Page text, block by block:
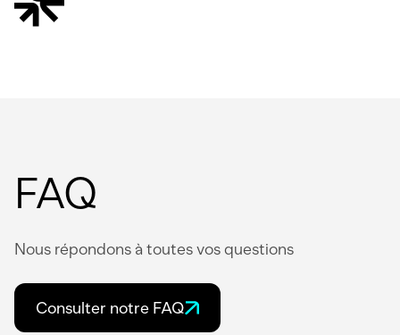
FAQ
Nous répondons à toutes vos questions
Consulter notre FAQ